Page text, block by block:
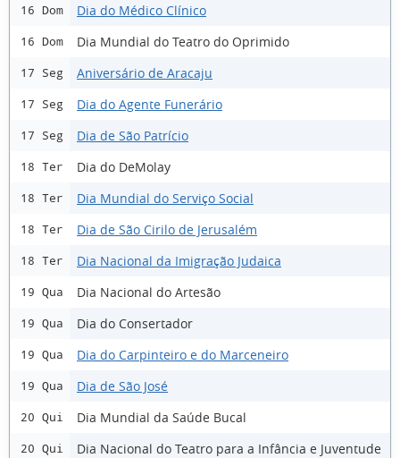
16 Dom Dia do Médico Clínico
16 Dom Dia Mundial do Teatro do Oprimido
17 Seg Aniversário de Aracaju
17 Seg Dia do Agente Funerário
17 Seg Dia de São Patrício
18 Ter Dia do DeMolay
18 Ter Dia Mundial do Serviço Social
18 Ter Dia de São Cirilo de Jerusalém
18 Ter Dia Nacional da Imigração Judaica
19 Qua Dia Nacional do Artesão
19 Qua Dia do Consertador
19 Qua Dia do Carpinteiro e do Marceneiro
19 Qua Dia de São José
20 Qui Dia Mundial da Saúde Bucal
20 Qui Dia Nacional do Teatro para a Infância e Juventude